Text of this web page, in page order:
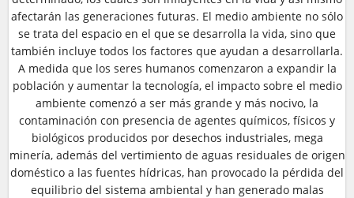
afectarán las generaciones futuras. El medio ambiente no sólo
se trata del espacio en el que se desarrolla la vida, sino que
también incluye todos los factores que ayudan a desarrollarla.
A medida que los seres humanos comenzaron a expandir la
población y aumentar la tecnología, el impacto sobre el medio
ambiente comenzó a ser más grande y más nocivo, la
contaminación con presencia de agentes químicos, físicos y
biológicos producidos por desechos industriales, mega
minería, además del vertimiento de aguas residuales de origen
doméstico a las fuentes hídricas, han provocado la pérdida del
equilibrio del sistema ambiental y han generado malas